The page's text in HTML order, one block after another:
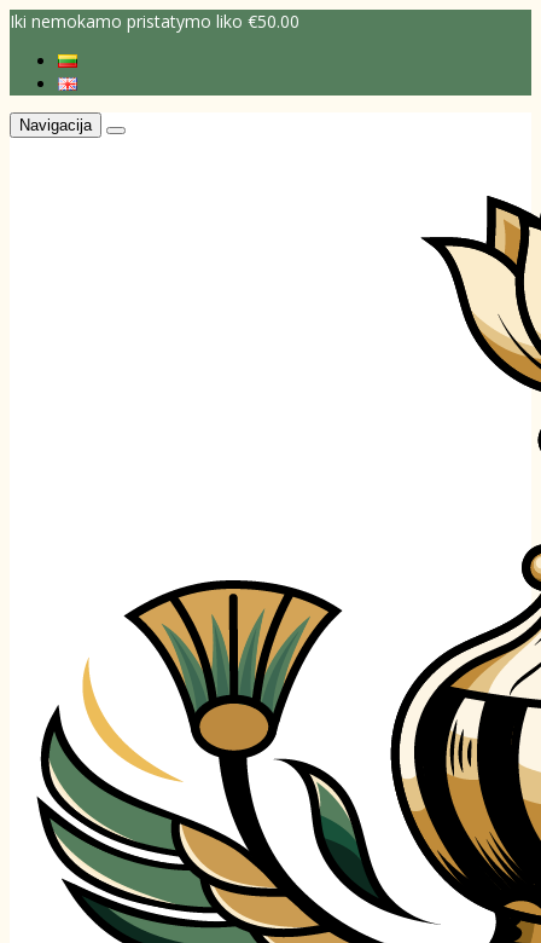
Iki nemokamo pristatymo liko €50.00
Navigacija